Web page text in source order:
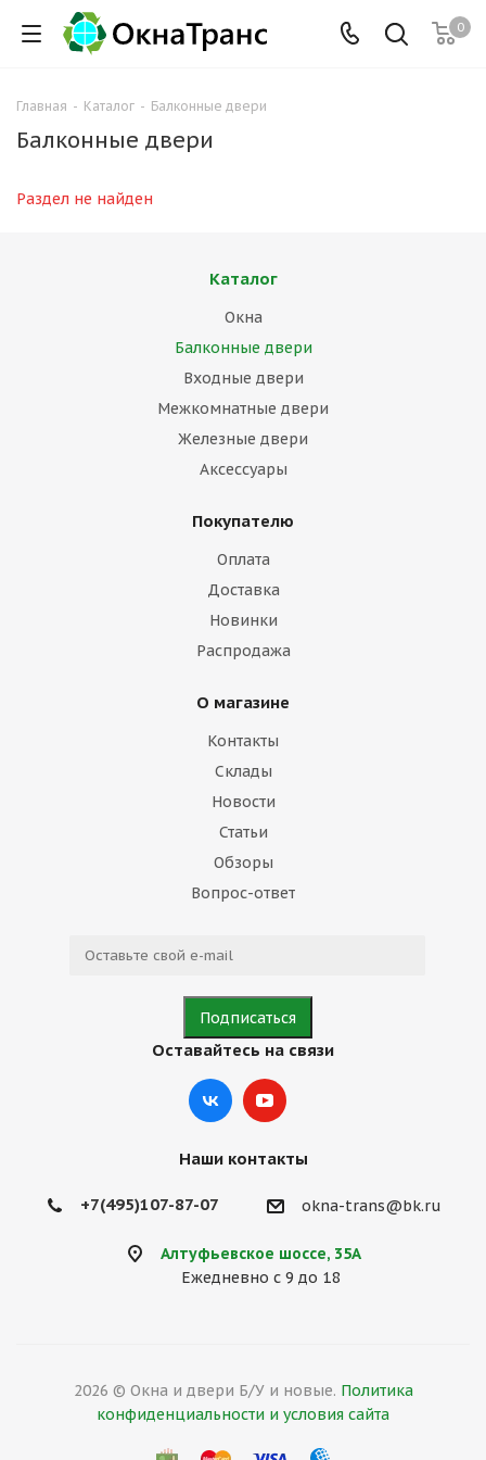
0
Главная - Каталог - Балконные двери
Балконные двери
Раздел не найден
Каталог
Окна
Балконные двери
Входные двери
Межкомнатные двери
Железные двери
Аксессуары
Покупателю
Оплата
Доставка
Новинки
Распродажа
О магазине
Контакты
Склады
Новости
Статьи
Обзоры
Вопрос-ответ
Оставайтесь на связи
Наши контакты
+7(495)107-87-07 okna-trans@bk.ru
Алтуфьевское шоссе, 35А
Ежедневно с 9 до 18
2026 © Окна и двери Б/У и новые. Политика
конфиденциальности и условия сайта